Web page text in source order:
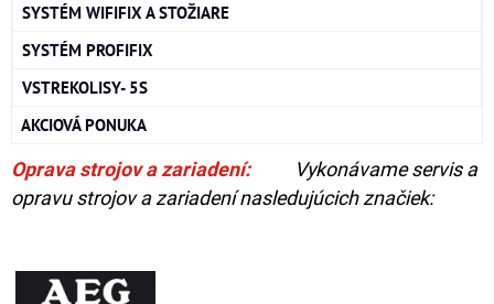
SYSTÉM WIFIFIX A STOŽIARE
SYSTÉM PROFIFIX
VSTREKOLISY- 5S
AKCIOVÁ PONUKA
Oprava strojov a zariadení:
Vykonávame servis a
opravu strojov a zariadení nasledujúcich značiek: